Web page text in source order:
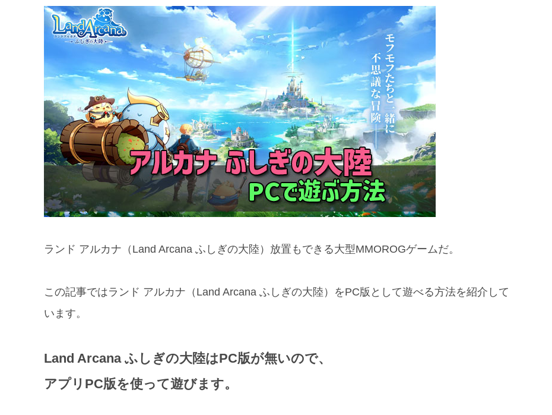
ランド アルカナ（Land Arcana ふしぎの大陸）放置もできる大型MMOROGゲームだ。
この記事ではランド アルカナ（Land Arcana ふしぎの大陸）をPC版として遊べる方法を紹介して
います。
Land Arcana ふしぎの大陸はPC版が無いので、
アプリPC版を使って遊びます。